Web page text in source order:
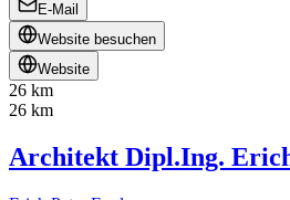
E-Mail
Website besuchen
Website
26 km
26 km
Architekt Dipl.Ing.